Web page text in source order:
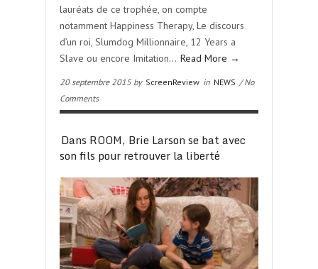
lauréats de ce trophée, on compte
notamment Happiness Therapy, Le discours
d’un roi, Slumdog Millionnaire, 12 Years a
Slave ou encore Imitation… Read More →
20 septembre 2015 by ScreenReview in NEWS / No
Comments
Dans ROOM, Brie Larson se bat avec
son fils pour retrouver la liberté